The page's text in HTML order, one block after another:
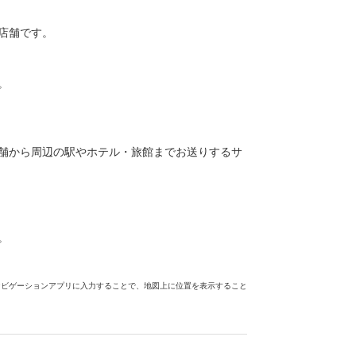
舗です。
から周辺の駅やホテル・旅館までお送りするサ
ーションアプリに入力することで、地図上に位置を表示すること